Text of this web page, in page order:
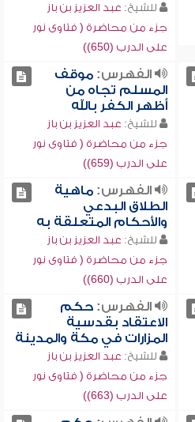
للشيخ: عبد العزيز بن باز
جزء من محاضرة ( فتاوى نور
على الدرب (650))
الفهرس:موقف
المسلم تجاه من
أظهر الكفر بالله
للشيخ: عبد العزيز بن باز
جزء من محاضرة ( فتاوى نور
على الدرب (659))
الفهرس:ماهية
الطلاق البدعي
والأحكام المتعلقة به
للشيخ: عبد العزيز بن باز
جزء من محاضرة ( فتاوى نور
على الدرب (660))
الفهرس:حكم
الاعتقاد بقدسية
المزارات في مكة والمدينة
للشيخ: عبد العزيز بن باز
جزء من محاضرة ( فتاوى نور
على الدرب (663))